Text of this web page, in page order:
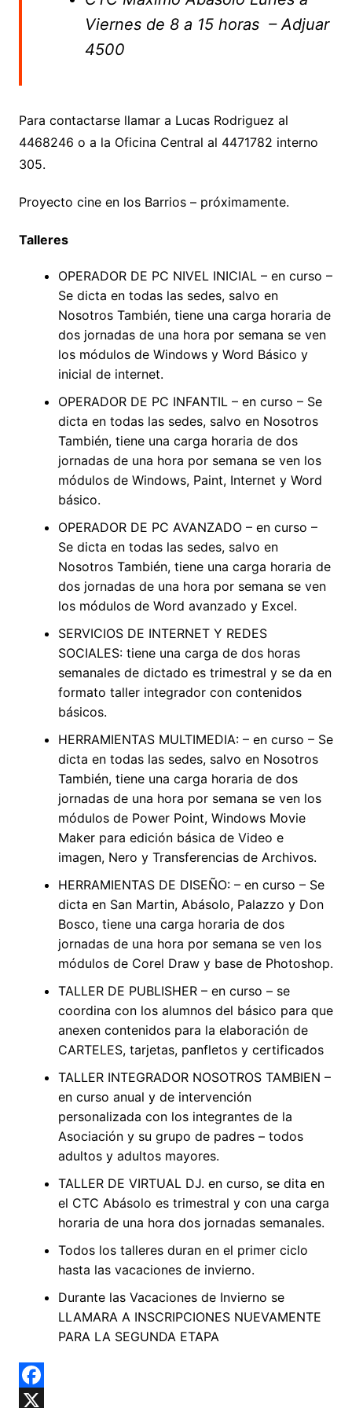
Viernes de 8 a 15 horas – Adjuar
4500
Para contactarse llamar a Lucas Rodriguez al
4468246 o a la Oficina Central al 4471782 interno
305.
Proyecto cine en los Barrios – próximamente.
Talleres
OPERADOR DE PC NIVEL INICIAL – en curso –
Se dicta en todas las sedes, salvo en
Nosotros También, tiene una carga horaria de
dos jornadas de una hora por semana se ven
los módulos de Windows y Word Básico y
inicial de internet.
OPERADOR DE PC INFANTIL – en curso – Se
dicta en todas las sedes, salvo en Nosotros
También, tiene una carga horaria de dos
jornadas de una hora por semana se ven los
módulos de Windows, Paint, Internet y Word
básico.
OPERADOR DE PC AVANZADO – en curso –
Se dicta en todas las sedes, salvo en
Nosotros También, tiene una carga horaria de
dos jornadas de una hora por semana se ven
los módulos de Word avanzado y Excel.
SERVICIOS DE INTERNET Y REDES
SOCIALES: tiene una carga de dos horas
semanales de dictado es trimestral y se da en
formato taller integrador con contenidos
básicos.
HERRAMIENTAS MULTIMEDIA: – en curso – Se
dicta en todas las sedes, salvo en Nosotros
También, tiene una carga horaria de dos
jornadas de una hora por semana se ven los
módulos de Power Point, Windows Movie
Maker para edición básica de Video e
imagen, Nero y Transferencias de Archivos.
HERRAMIENTAS DE DISEÑO: – en curso – Se
dicta en San Martin, Abásolo, Palazzo y Don
Bosco, tiene una carga horaria de dos
jornadas de una hora por semana se ven los
módulos de Corel Draw y base de Photoshop.
TALLER DE PUBLISHER – en curso – se
coordina con los alumnos del básico para que
anexen contenidos para la elaboración de
CARTELES, tarjetas, panfletos y certificados
TALLER INTEGRADOR NOSOTROS TAMBIEN –
en curso anual y de intervención
personalizada con los integrantes de la
Asociación y su grupo de padres – todos
adultos y adultos mayores.
TALLER DE VIRTUAL DJ. en curso, se dita en
el CTC Abásolo es trimestral y con una carga
horaria de una hora dos jornadas semanales.
Todos los talleres duran en el primer ciclo
hasta las vacaciones de invierno.
Durante las Vacaciones de Invierno se
LLAMARA A INSCRIPCIONES NUEVAMENTE
PARA LA SEGUNDA ETAPA
F